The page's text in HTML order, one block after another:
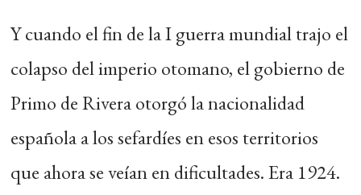
Y cuando el fin de la I guerra mundial trajo el
colapso del imperio otomano, el gobierno de
Primo de Rivera otorgó la nacionalidad
española a los sefardíes en esos territorios
que ahora se veían en dificultades. Era 1924.